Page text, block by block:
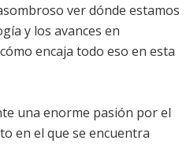
ver dónde estamos
y los avances en
encaja todo eso en esta
una enorme pasión por el
en el que se encuentra